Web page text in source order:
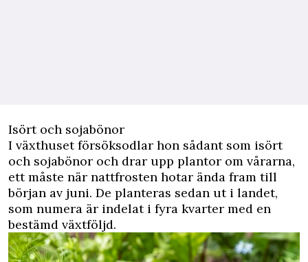
Isört och sojabönor
I växthuset försöksodlar hon sådant som isört
och sojabönor och drar upp plantor om vårarna,
ett måste när nattfrosten hotar ända fram till
början av juni. De planteras sedan ut i landet,
som numera är indelat i fyra kvarter med en
bestämd växtföljd.